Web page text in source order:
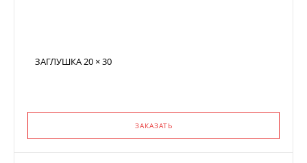
ЗАГЛУШКА 20 × 30
ЗАКАЗАТЬ